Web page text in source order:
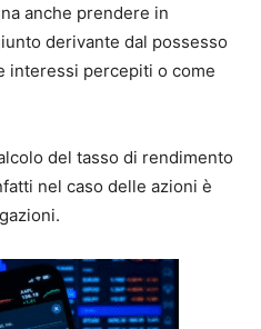
anche prendere in
derivante dal possesso
interessi percepiti o come
del tasso di rendimento
nel caso delle azioni è